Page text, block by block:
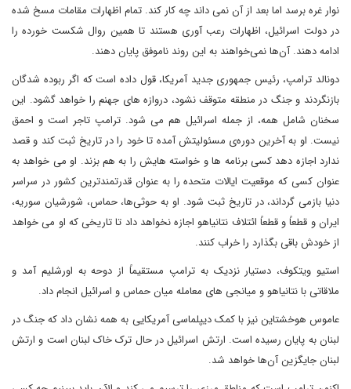
نوار غره برسد اما بعد از آن نمی داند چه کار کند. تمام اظهارات مقامات مسخ شده
در دولت اسرائیل، اظهارات رعب آوری هستند تا همین روال شکست خورده را
ادامه دهند. آن‌ها نمی‌خواهند به این روند ناموفق پایان دهند.
دونالد ترامپ، رئیس جمهوری جدید آمریکا، قول داده است که اگر ربوده شدگان
بازنگردند و جنگ در منطقه متوقف نشود، دروازه های جهنم را خواهد گشود. این
سخنان شامل همه، از جمله اسرائیل هم می شود. ترامپ تاجر است و احمق
نیست. او به آخرین دوره‌ی مسئولیتش آمده تا خود را در تاریخ ثبت کند و قصد
ندارد اجازه دهد کسی برنامه ها و خواسته هایش را به هم بزند. او می خواهد به
عنوان کسی که موقعیت ایالات متحده را به عنوان قدرتمندترین کشور در سراسر
دنیا بازمی گرداند، در تاریخ ثبت شود. او به حوثی‌ها، حماس، شورشیان سوریه،
ایران و قطعاً و قطعاً ائتلاف نتانیاهو اجازه نخواهد داد تا تاریخی که او می خواهد
از خودش باقی بگذارد را خراب کنند.
استیو ویتکوف، دستیار نزدیک به ترامپ مستقیماً از دوحه به اورشلیم آمد و
ملاقاتی با نتانیاهو و میانجی های معامله میان حماس و اسرائیل انجام داد.
عاموس هوخشتاین نیز با کمک دیپلماسی آمریکایی به همه نشان داد که جنگ در
لبنان به پایان رسیده است. ارتش اسرائیل در حال ترک خاک لبنان است و ارتش
لبنان جایگزین آن‌ها خواهد شد.